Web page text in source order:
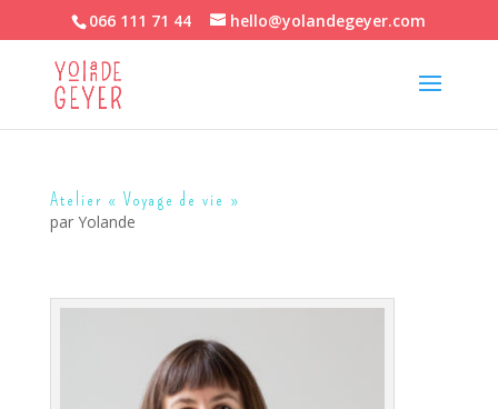
066 111 71 44 hello@yolandegeyer.com
Atelier « Voyage de vie »
par Yolande